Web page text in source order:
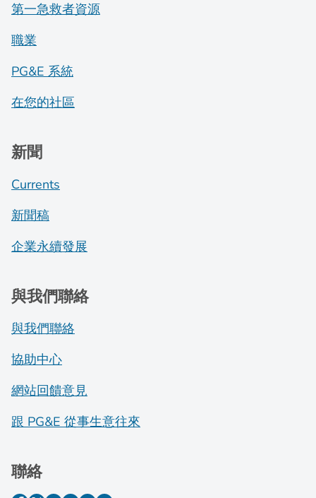
第一急救者資源
職業
PG&E 系統
在您的社區
新聞
Currents
新聞稿
企業永續發展
與我們聯絡
與我們聯絡
協助中心
網站回饋意見
跟 PG&E 從事生意往來
聯絡